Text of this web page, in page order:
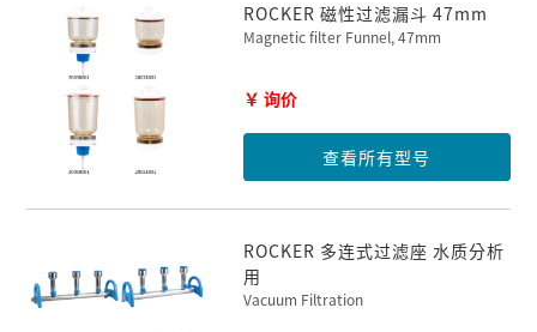
ROCKER 磁性过滤漏斗 47mm
Magnetic filter Funnel, 47mm
￥ 询价
查看所有型号
ROCKER 多连式过滤座 水质分析
用
Vacuum Filtration